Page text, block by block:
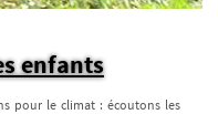
enfants
pour le climat : écoutons les